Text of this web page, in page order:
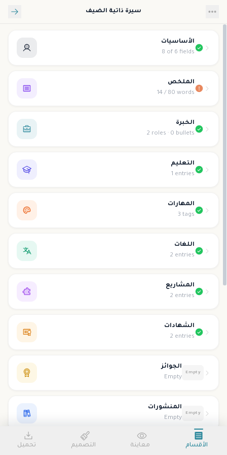
تخطي إلى المحتوى الرئيسيسيرة ذاتية الضيف
الأساسيات
8 of 6 fields
الملخص
14 / 80 words
الخبرة
2 roles · 0 bullets
التعليم
1 entries
المهارات
3 tags
اللغات
2 entries
المشاريع
2 entries
الشهادات
2 entries
الجوائز
Empty
Empty
المنشورات
Empty
Empty
الأقسام معاينة التصميم تحميل